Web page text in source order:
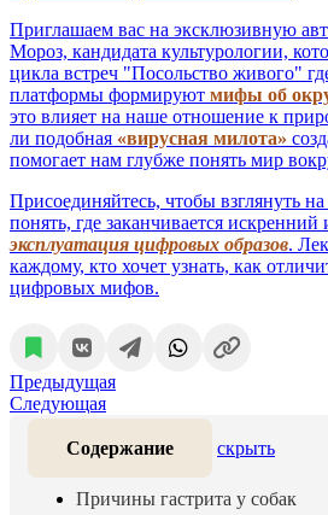
Приглашаем вас на эксклюзивную
Мороз, кандидата культурологии,
цикла встреч "Посольство живого"
платформы формируют мифы об
это влияет на наше отношение к
ли подобная «вирусная милота»
помогает нам глубже понять мир
Присоединяйтесь, чтобы взглянуть
понять, где заканчивается искренний
эксплуатация цифровых образов.
каждому, кто хочет узнать, как
цифровых мифов.
Предыдущая
Следующая
Содержание скрыть
Причины гастрита у собак